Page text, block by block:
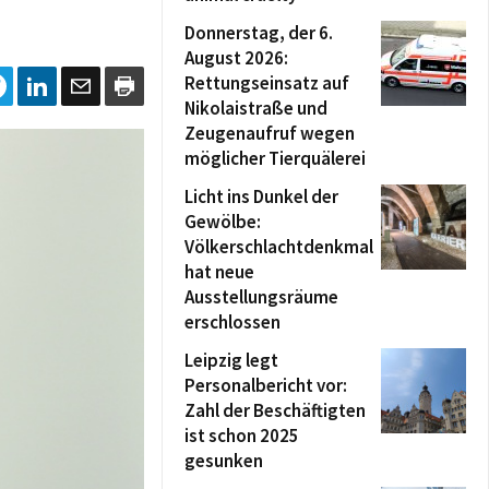
Donnerstag, der 6.
August 2026:
Rettungseinsatz auf
Nikolaistraße und
Zeugenaufruf wegen
möglicher Tierquälerei
Licht ins Dunkel der
Gewölbe:
Völkerschlachtdenkmal
hat neue
Ausstellungsräume
erschlossen
Leipzig legt
Personalbericht vor:
Zahl der Beschäftigten
ist schon 2025
gesunken